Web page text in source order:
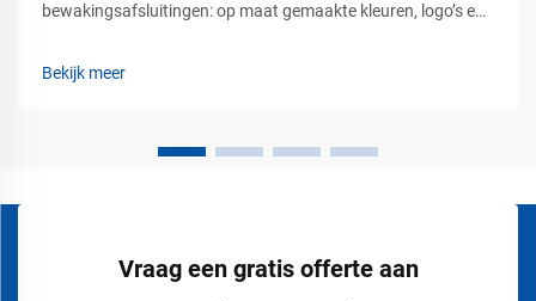
bewakingsafsluitingen: op maat gemaakte kleuren, logo’s en
Moderne openbare locaties vereisen meer dan tijdelijke
Bekijk meer
Vraag een gratis offerte aan